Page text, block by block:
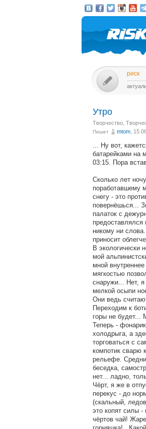
риск
Утро
Творчество
Пишет mtom ,
... Ну вот,
батарейками на
03:15. Пора
Сколько лет
поработавшему
снегу - это
повернёшься...
палаток с
предоставлялся
никому ни
приносит
В экологически
мой
мной
мягкостью
снаружи... Нет, я
мелкой осыпи
Они ведь
Переходим к
горы не будет...
Теперь -
холодрыга, а
торговаться с
компотик сварю
рельефе.
беседка,
нет... ладно,
Чёрт, я же в
перекус - до
(скальный,
это копят силы
чёртов чай!